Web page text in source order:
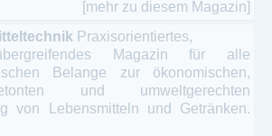
[mehr zu diesem Magazin]
Praxisorientiertes,
Magazin für alle
Belange zur ökonomischen,
und umweltgerechten
von Lebensmitteln und Getränken.